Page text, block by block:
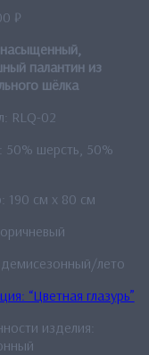
₽
палантин из
шёлка
RLQ-02
50% шерсть, 50%
190 см x 80 см
лето
“Цветная глазурь”
изделия: